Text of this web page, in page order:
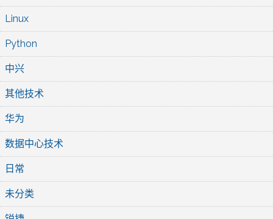
Linux
Python
中兴
其他技术
华为
数据中心技术
日常
未分类